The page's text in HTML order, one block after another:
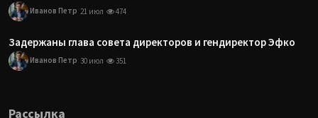
Иванов Петр 21 июл 474
Задержаны глава совета директоров и гендиректор Эфко
Иванов Петр 30 июл 351
Рассылка